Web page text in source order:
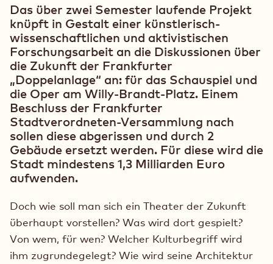
Das über zwei Semester laufende Projekt
knüpft in Gestalt einer künstlerisch-
wissenschaftlichen und aktivistischen
Forschungsarbeit an die Diskussionen über
die Zukunft der Frankfurter
„Doppelanlage“ an: für das Schauspiel und
die Oper am Willy-Brandt-Platz. Einem
Beschluss der Frankfurter
Stadtverordneten-Versammlung nach
sollen diese abgerissen und durch 2
Gebäude ersetzt werden. Für diese wird die
Stadt mindestens 1,3 Milliarden Euro
aufwenden.
Doch wie soll man sich ein Theater der Zukunft
überhaupt vorstellen? Was wird dort gespielt?
Von wem, für wen? Welcher Kulturbegriff wird
ihm zugrundegelegt? Wie wird seine Architektur